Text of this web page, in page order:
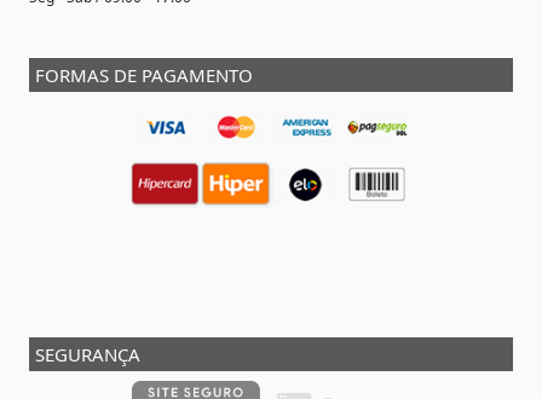
FORMAS DE PAGAMENTO
SEGURANÇA